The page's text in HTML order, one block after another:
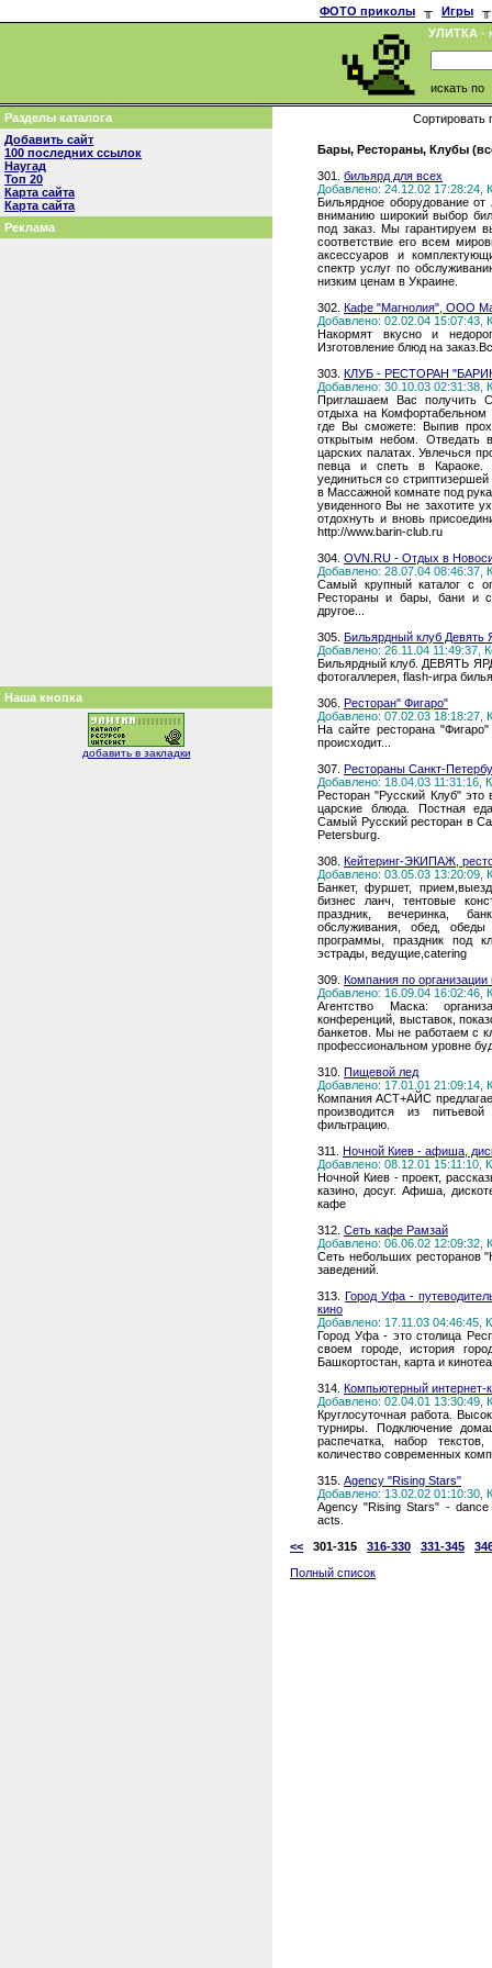
ФОТО приколы ╥ Игры
╥
УЛИТКА -
искать по
Разделы каталога
Добавить сайт
100 последних ссылок
Наугад
Топ 20
Карта сайта
Карта сайта
Реклама
Наша кнопка
добавить в закладки
Сортировать
Бары, Рестораны, Клубы
301. бильярд для всех
Добавлено: 24.12.02 17:28:24,
Бильярдное оборудование
вниманию широкий выбор
под заказ. Мы гарантируем
соответствие его всем
аксессуаров и
спектр услуг по
низким ценам в Украине.
302. Кафе "Магнолия", ООО
Добавлено: 02.02.04 15:07:43,
Накормят вкусно и
Изготовление блюд на
303. КЛУБ - РЕСТОРАН
Добавлено: 30.10.03 02:31:38,
Приглашаем Вас получить
отдыха на Комфортабельном
где Вы сможете: Выпив
открытым небом. Отведать
царских палатах. Увлечься
певца и спеть в Караоке.
уединиться со
в Массажной комнате под
увиденного Вы не захотите
отдохнуть и вновь
http://www.barin-club.ru
304. OVN.RU - Отдых в
Добавлено: 28.07.04 08:46:37,
Самый крупный каталог с
Рестораны и бары, бани и
другое...
305. Бильярдный клуб Девять
Добавлено: 26.11.04 11:49:37,
Бильярдный клуб. ДЕВЯТЬ
фотогаллерея, flash-игра
306. Ресторан" Фигаро"
Добавлено: 07.02.03 18:18:27,
На сайте ресторана
происходит...
307. Рестораны Санкт-
Добавлено: 18.04.03 11:31:16,
Ресторан "Русский Клуб" это
царские блюда. Постная
Самый Русский ресторан в
Petersburg.
308. Кейтеринг-ЭКИПАЖ,
Добавлено: 03.05.03 13:20:09,
Банкет, фуршет,
бизнес ланч, тентовые
праздник, вечеринка,
обслуживания, обед,
программы, праздник под
эстрады, ведущие,catering
309. Компания по
Добавлено: 16.09.04 16:02:46,
Агентство Маска:
конференций, выставок,
банкетов. Мы не работаем с
профессиональном уровне
310. Пищевой лед
Добавлено: 17.01.01 21:09:14,
Компания АСТ+АЙС
производится из
фильтрацию.
311. Ночной Киев - афиша,
Добавлено: 08.12.01 15:11:10,
Ночной Киев - проект,
казино, досуг. Афиша,
кафе
312. Сеть кафе Рамзай
Добавлено: 06.06.02 12:09:32,
Сеть небольших ресторанов
заведений.
313. Город Уфа -
кино
Добавлено: 17.11.03 04:46:45,
Город Уфа - это столица
своем городе, история
Башкортостан, карта и
314. Компьютерный интернет-
Добавлено: 02.04.01 13:30:49,
Круглосуточная работа.
турниры. Подключение
распечатка, набор
количество современных
315. Agency "Rising Stars"
Добавлено: 13.02.02 01:10:30,
Agency "Rising Stars" -
acts.
<<
301-315 316-330 331-345
Полный список